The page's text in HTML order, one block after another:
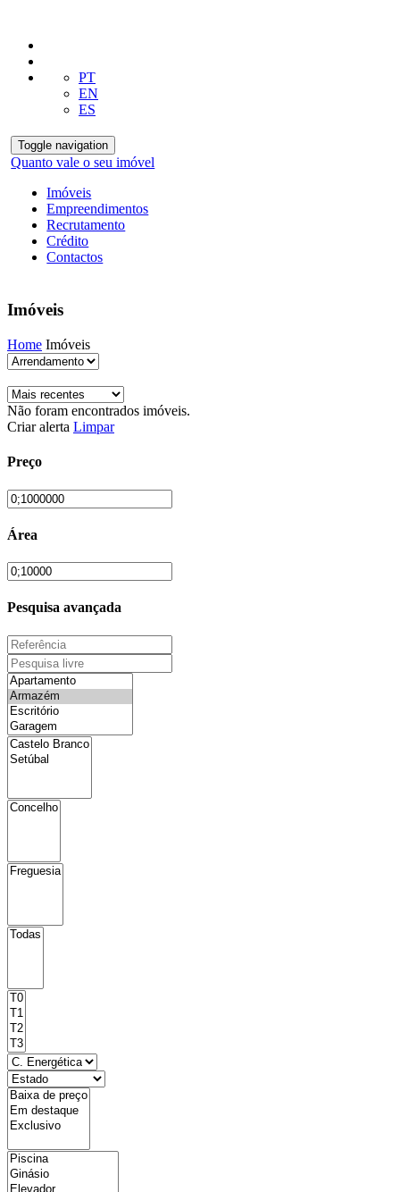
PT
EN
ES
Toggle navigation
Quanto vale o seu imóvel
Imóveis
Empreendimentos
Recrutamento
Crédito
Contactos
Imóveis
Home Imóveis
Não foram encontrados imóveis.
Criar alerta Limpar
Preço
Área
Pesquisa avançada